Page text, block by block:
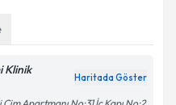
Klinik
Haritada Göster